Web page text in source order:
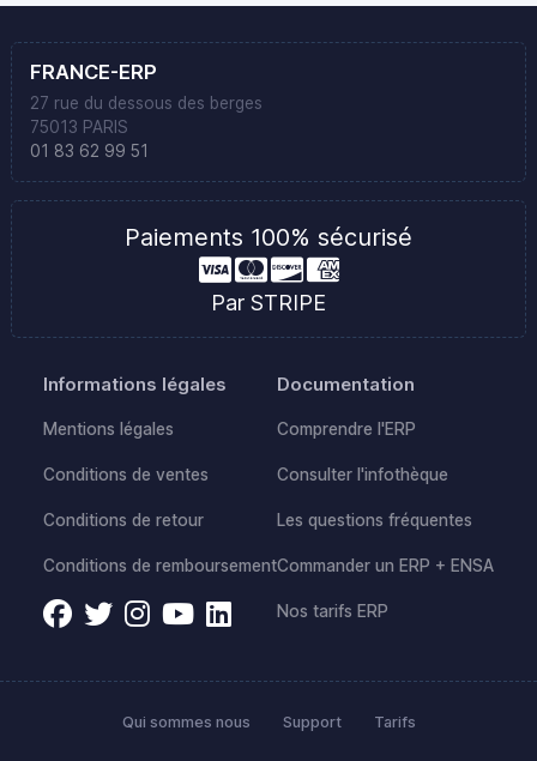
FRANCE-ERP
27 rue du dessous des berges
75013 PARIS
01 83 62 99 51
Paiements 100% sécurisé
Par STRIPE
Informations légales
Mentions légales
Conditions de ventes
Conditions de retour
Conditions de remboursement
Documentation
Comprendre l'ERP
Consulter l'infothèque
Les questions fréquentes
Commander un ERP + ENSA
Nos tarifs ERP
Qui sommes nous Support Tarifs